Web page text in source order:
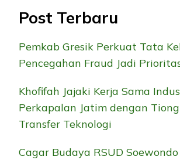
Post Terbaru
Pemkab Gresik Perkuat Tata
Pencegahan Fraud Jadi
Khofifah Jajaki Kerja Sama
Perkapalan Jatim dengan
Transfer Teknologi
Cagar Budaya RSUD